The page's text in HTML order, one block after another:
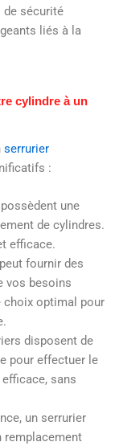
de sécurité
liés à la
cylindre à un
serrurier
:
une
de cylindres.
efficace.
fournir des
vos besoins
choix optimal pour
disposent de
pour effectuer le
sans
un serrurier
remplacement